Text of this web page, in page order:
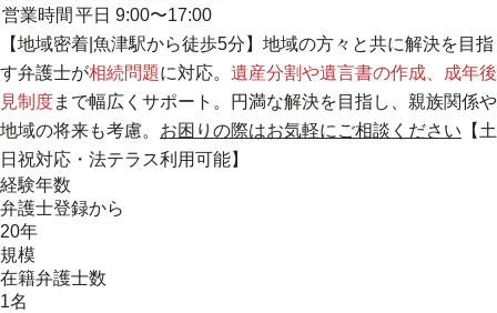
営業時間 平日 9:00〜17:00
【地域密着|魚津駅から徒歩5分 】地域の方々と共に解決を目指
す弁護士が相続問題に対応。 遺産分割や遺言書の作成、成年後
見制度まで幅広くサポート。円満な解決を目指し、親族関係や
地域の将来も考慮。 お困りの際はお気軽にご相談ください 【土
日祝対応・法テラス利用可能】
経験年数
弁護士登録から
20年
規模
在籍弁護士数
1名